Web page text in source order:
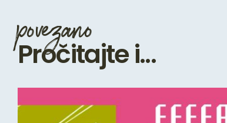
povezano
Pročitajte i...